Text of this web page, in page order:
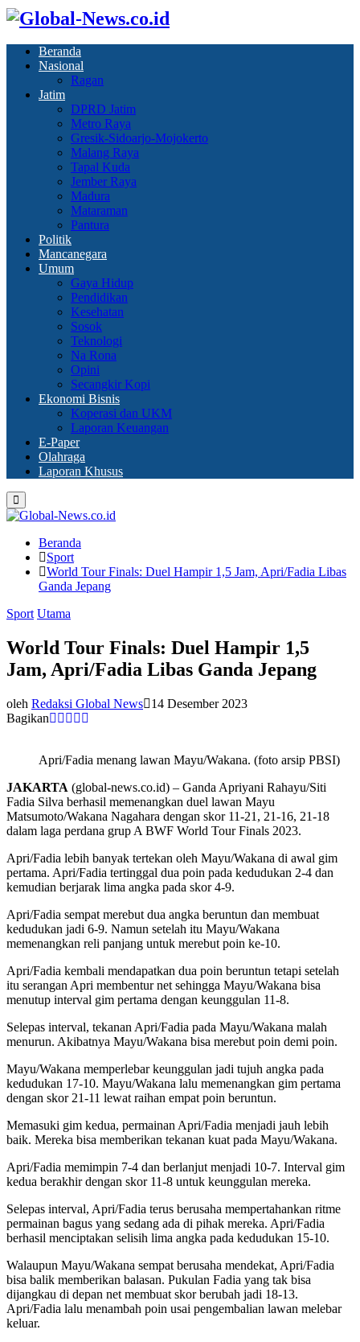
Beranda
Nasional
Ragan
Jatim
DPRD Jatim
Metro Raya
Gresik-Sidoarjo-Mojokerto
Malang Raya
Tapal Kuda
Jember Raya
Madura
Mataraman
Pantura
Politik
Mancanegara
Umum
Gaya Hidup
Pendidikan
Kesehatan
Sosok
Teknologi
Na Rona
Opini
Secangkir Kopi
Ekonomi Bisnis
Koperasi dan UKM
Laporan Keuangan
E-Paper
Olahraga
Laporan Khusus
Primary
Menu
Beranda
Sport
World Tour Finals: Duel Hampir 1,5 Jam, Apri/Fadia Libas
Ganda Jepang
Sport Utama
World Tour Finals: Duel Hampir 1,5
Jam, Apri/Fadia Libas Ganda Jepang
oleh Redaksi Global News
14 Desember 2023
Bagikan
Apri/Fadia menang lawan Mayu/Wakana. (foto arsip PBSI)
JAKARTA (global-news.co.id) – Ganda Apriyani Rahayu/Siti
Fadia Silva berhasil memenangkan duel lawan Mayu
Matsumoto/Wakana Nagahara dengan skor 11-21, 21-16, 21-18
dalam laga perdana grup A BWF World Tour Finals 2023.
Apri/Fadia lebih banyak tertekan oleh Mayu/Wakana di awal gim
pertama. Apri/Fadia tertinggal dua poin pada kedudukan 2-4 dan
kemudian berjarak lima angka pada skor 4-9.
Apri/Fadia sempat merebut dua angka beruntun dan membuat
kedudukan jadi 6-9. Namun setelah itu Mayu/Wakana
memenangkan reli panjang untuk merebut poin ke-10.
Apri/Fadia kembali mendapatkan dua poin beruntun tetapi setelah
itu serangan Apri membentur net sehingga Mayu/Wakana bisa
menutup interval gim pertama dengan keunggulan 11-8.
Selepas interval, tekanan Apri/Fadia pada Mayu/Wakana malah
menurun. Akibatnya Mayu/Wakana bisa merebut poin demi poin.
Mayu/Wakana memperlebar keunggulan jadi tujuh angka pada
kedudukan 17-10. Mayu/Wakana lalu memenangkan gim pertama
dengan skor 21-11 lewat raihan empat poin beruntun.
Memasuki gim kedua, permainan Apri/Fadia menjadi jauh lebih
baik. Mereka bisa memberikan tekanan kuat pada Mayu/Wakana.
Apri/Fadia memimpin 7-4 dan berlanjut menjadi 10-7. Interval gim
kedua berakhir dengan skor 11-8 untuk keunggulan mereka.
Selepas interval, Apri/Fadia terus berusaha mempertahankan ritme
permainan bagus yang sedang ada di pihak mereka. Apri/Fadia
berhasil menciptakan selisih lima angka pada kedudukan 15-10.
Walaupun Mayu/Wakana sempat berusaha mendekat, Apri/Fadia
bisa balik memberikan balasan. Pukulan Fadia yang tak bisa
dijangkau di depan net membuat skor berubah jadi 18-13.
Apri/Fadia lalu menambah poin usai pengembalian lawan melebar
keluar.